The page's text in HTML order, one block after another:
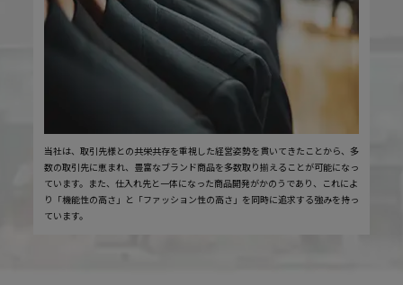
当社は、取引先様との共栄共存を重視した経営姿勢を貫いてきたことから、多
数の取引先に恵まれ、豊富なブランド商品を多数取り揃えることが可能になっ
ています。また、仕入れ先と一体になった商品開発がかのうであり、これによ
り「機能性の高さ」と「ファッション性の高さ」を同時に追求する強みを持っ
ています。